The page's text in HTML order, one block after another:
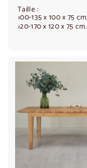
i
r
€
7
4
0
,
0
0
Taille :
100-135 x 100 x 75 cm.
120-170 x 120 x 75 cm.